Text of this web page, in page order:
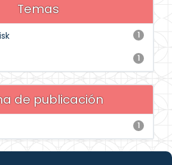
Temas
1
1
de publicación
1